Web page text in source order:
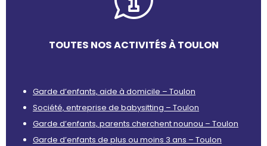
TOUTES NOS ACTIVITÉS À TOULON
Garde d’enfants, aide à domicile – Toulon
Société, entreprise de babysitting – Toulon
Garde d’enfants, parents cherchent nounou – Toulon
Garde d’enfants de plus ou moins 3 ans – Toulon